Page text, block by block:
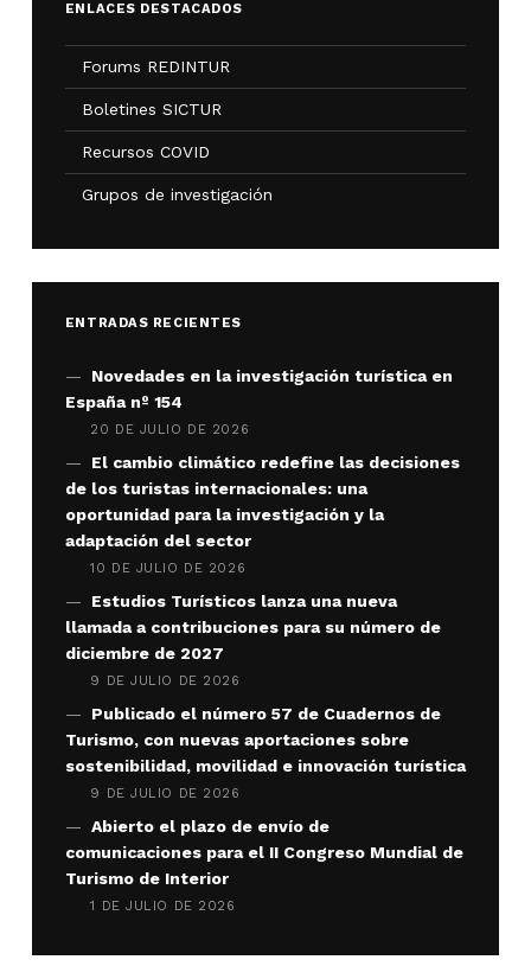
ENLACES DESTACADOS
Forums REDINTUR
Boletines SICTUR
Recursos COVID
Grupos de investigación
ENTRADAS RECIENTES
Novedades en la investigación turística en
España nº 154
20 DE JULIO DE 2026
El cambio climático redefine las decisiones
de los turistas internacionales: una
oportunidad para la investigación y la
adaptación del sector
10 DE JULIO DE 2026
Estudios Turísticos lanza una nueva
llamada a contribuciones para su número de
diciembre de 2027
9 DE JULIO DE 2026
Publicado el número 57 de Cuadernos de
Turismo, con nuevas aportaciones sobre
sostenibilidad, movilidad e innovación turística
9 DE JULIO DE 2026
Abierto el plazo de envío de
comunicaciones para el II Congreso Mundial de
Turismo de Interior
1 DE JULIO DE 2026